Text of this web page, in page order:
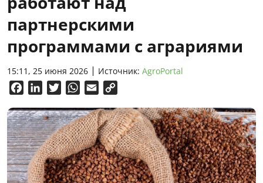
партнерскими
программами с аграриями
15:11, 25 июня 2026 Источник: AgroPortal
FacebookLinkedInTwitterWhatsApp
Email